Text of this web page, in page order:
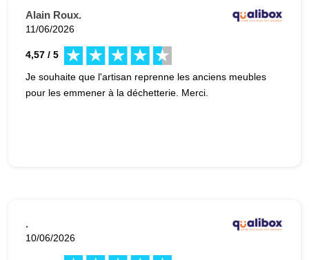
Alain Roux.
11/06/2026
4,57 / 5
Je souhaite que l'artisan reprenne les anciens meubles
pour les emmener à la déchetterie. Merci.
.
10/06/2026